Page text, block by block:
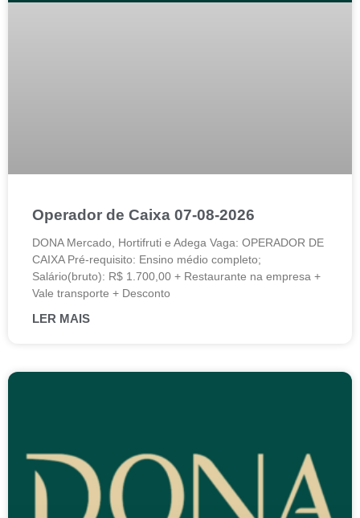
Operador de Caixa 07-08-2026
DONA Mercado, Hortifruti e Adega Vaga: OPERADOR DE
CAIXA Pré-requisito: Ensino médio completo;
Salário(bruto): R$ 1.700,00 + Restaurante na empresa +
Vale transporte + Desconto
LER MAIS